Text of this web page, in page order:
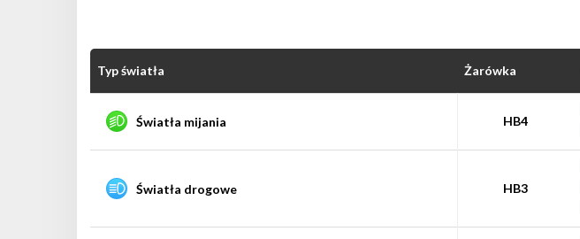
Typ światła Żarówka
Światła mijania HB4
Światła drogowe HB3